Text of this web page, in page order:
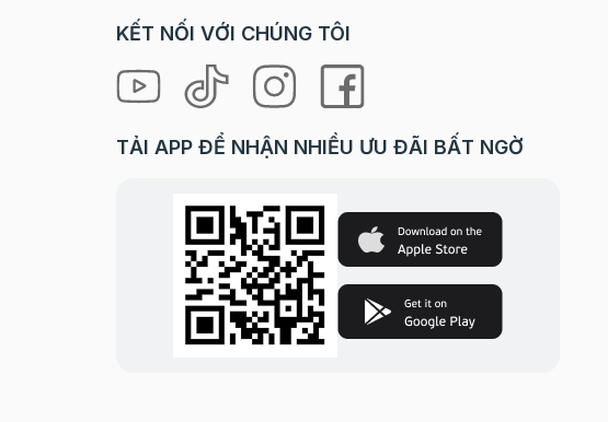
KẾT NỐI VỚI CHÚNG TÔI
TẢI APP ĐỂ NHẬN NHIỀU ƯU ĐÃI BẤT NGỜ